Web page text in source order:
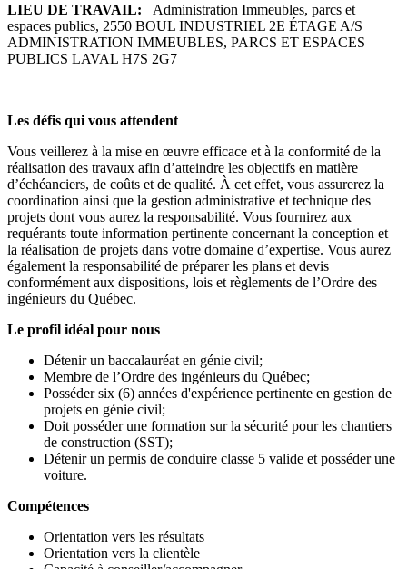
LIEU DE TRAVAIL: Administration Immeubles, parcs et
espaces publics, 2550 BOUL INDUSTRIEL 2E ÉTAGE A/S
ADMINISTRATION IMMEUBLES, PARCS ET ESPACES
PUBLICS LAVAL H7S 2G7
Les défis qui vous attendent
Vous veillerez à la mise en œuvre efficace et à la conformité de la
réalisation des travaux afin d’atteindre les objectifs en matière
d’échéanciers, de coûts et de qualité. À cet effet, vous assurerez la
coordination ainsi que la gestion administrative et technique des
projets dont vous aurez la responsabilité. Vous fournirez aux
requérants toute information pertinente concernant la conception et
la réalisation de projets dans votre domaine d’expertise. Vous aurez
également la responsabilité de préparer les plans et devis
conformément aux dispositions, lois et règlements de l’Ordre des
ingénieurs du Québec.
Le profil idéal pour nous
Détenir un baccalauréat en génie civil;
Membre de l’Ordre des ingénieurs du Québec;
Posséder six (6) années d'expérience pertinente en gestion de
projets en génie civil;
Doit posséder une formation sur la sécurité pour les chantiers
de construction (SST);
Détenir un permis de conduire classe 5 valide et posséder une
voiture.
Compétences
Orientation vers les résultats
Orientation vers la clientèle